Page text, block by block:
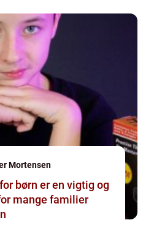
Mortensen
børn er en vigtig og
mange familier